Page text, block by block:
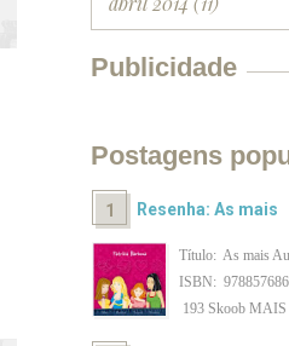
Publicidade
Postagens
Resenha: As mais
Título: As mais
ISBN:
193 Skoob MAIS